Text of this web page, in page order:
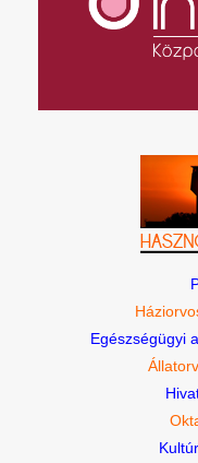
Egészségügyi